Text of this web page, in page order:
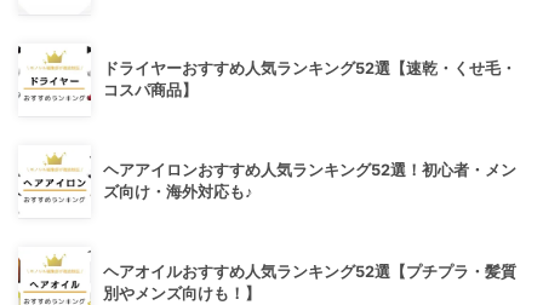
ドライヤーおすすめ人気ランキング52選【速乾・くせ毛・
コスパ商品】
ヘアアイロンおすすめ人気ランキング52選！初心者・メン
ズ向け・海外対応も♪
ヘアオイルおすすめ人気ランキング52選【プチプラ・髪質
別やメンズ向けも！】